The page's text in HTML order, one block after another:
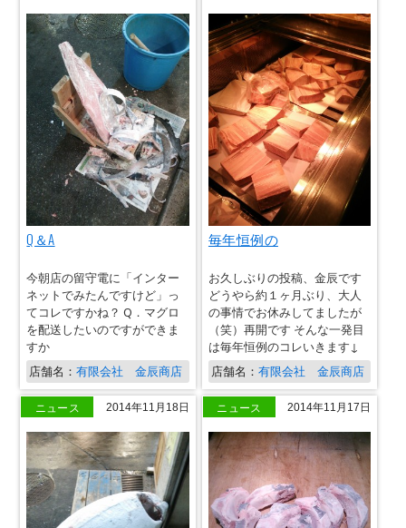
Q＆A
今朝店の留守電に「インター
ネットでみたんですけど」っ
てコレですかね？ Q．マグロ
を配送したいのですができま
すか
店舗名：有限会社 金辰商店
毎年恒例の
お久しぶりの投稿、金辰です
どうやら約１ヶ月ぶり、大人
の事情でお休みしてましたが
（笑）再開です そんな一発目
は毎年恒例のコレいきます↓
店舗名： 有限会社 金辰商店
ニュース 2014年11月18日 ニュース 2014年11月17日